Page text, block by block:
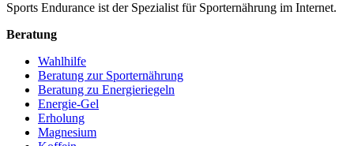
Sports Endurance ist der Spezialist für Sporternährung im Internet.
Beratung
Wahlhilfe
Beratung zur Sporternährung
Beratung zu Energieriegeln
Energie-Gel
Erholung
Magnesium